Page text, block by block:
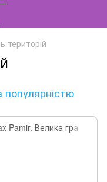
територій
популярністю